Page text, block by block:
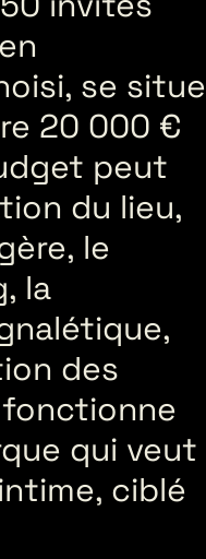
se situe
20 000 €
peut
du lieu,
le
la
des
qui veut
ciblé